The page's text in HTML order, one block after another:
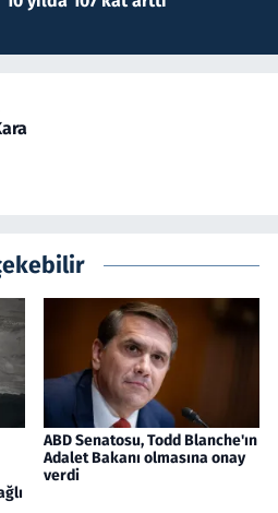
ABD Senatosu, Todd Blanche'ın
Adalet Bakanı olmasına onay
verdi